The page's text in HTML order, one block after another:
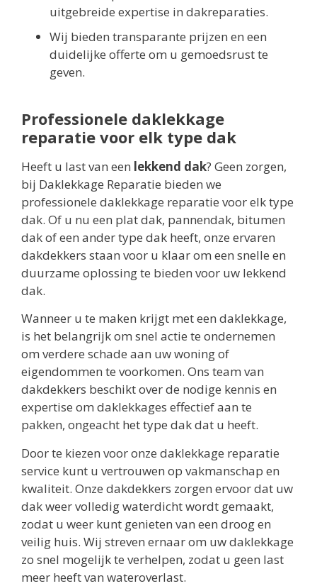
uitgebreide expertise in dakreparaties.
Wij bieden transparante prijzen en een
duidelijke offerte om u gemoedsrust te
geven.
Professionele daklekkage
reparatie voor elk type dak
Heeft u last van een lekkend dak? Geen zorgen,
bij Daklekkage Reparatie bieden we
professionele daklekkage reparatie voor elk type
dak. Of u nu een plat dak, pannendak, bitumen
dak of een ander type dak heeft, onze ervaren
dakdekkers staan voor u klaar om een snelle en
duurzame oplossing te bieden voor uw lekkend
dak.
Wanneer u te maken krijgt met een daklekkage,
is het belangrijk om snel actie te ondernemen
om verdere schade aan uw woning of
eigendommen te voorkomen. Ons team van
dakdekkers beschikt over de nodige kennis en
expertise om daklekkages effectief aan te
pakken, ongeacht het type dak dat u heeft.
Door te kiezen voor onze daklekkage reparatie
service kunt u vertrouwen op vakmanschap en
kwaliteit. Onze dakdekkers zorgen ervoor dat uw
dak weer volledig waterdicht wordt gemaakt,
zodat u weer kunt genieten van een droog en
veilig huis. Wij streven ernaar om uw daklekkage
zo snel mogelijk te verhelpen, zodat u geen last
meer heeft van wateroverlast.